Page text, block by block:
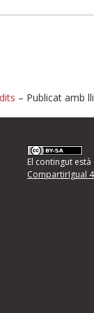
següents i
– Publicat amb
El contingut
CompartirIgual